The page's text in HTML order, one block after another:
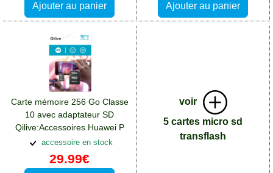
Ajouter au panier Ajouter au panier
Carte mémoire 256 Go Classe
10 avec adaptateur SD
Qilive:Accessoires Huawei P
Smart Plus
accessoire en stock
29.99€
voir
5 cartes micro sd
transflash